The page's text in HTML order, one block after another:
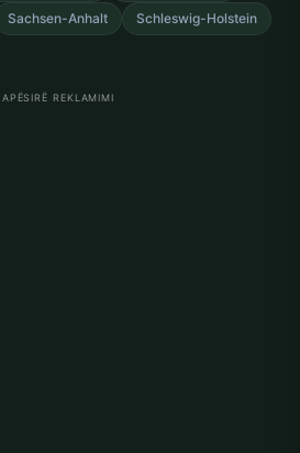
Sachsen-Anhalt
Schleswig-Holstein
REKLAMIMI